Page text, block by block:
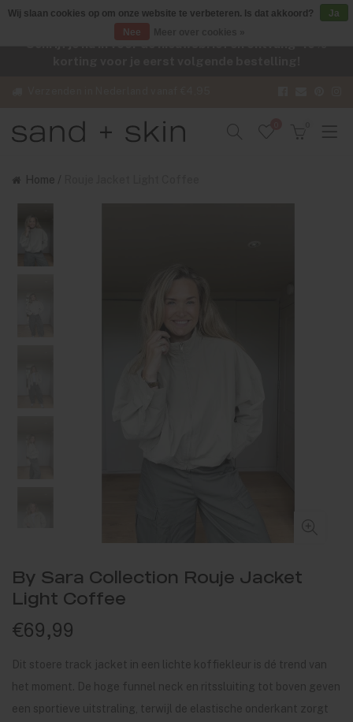
Schrijf je nu in voor de nieuwsbrief en ontvang -10%
Home
By Sara Collection Rouje Jacket
Light Coffee
€69,99
Dit stoere track jacket in een lichte koffiekleur is dé trend van
het moment. De hoge funnel neck en ritssluiting tot boven geven
een sportieve uitstraling, terwijl de elastische onderkant zorgt
Wij slaan cookies op om onze website te verbeteren. Is dat akkoord?
Ja
Nee